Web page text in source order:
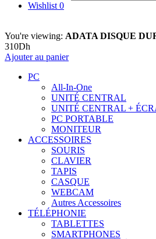
Wishlist 0
You're viewing: ADATA DISQUE
310Dh
Ajouter au panier
PC
All-In-One
UNITÉ CENTRAL
UNITÉ CENTRAL +
PC PORTABLE
MONITEUR
ACCESSOIRES
SOURIS
CLAVIER
TAPIS
CASQUE
WEBCAM
Autres Accessoires
TÉLÉPHONIE
TABLETTES
SMARTPHONES